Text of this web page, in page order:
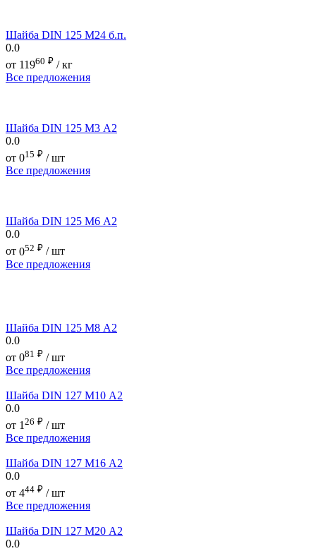
Шайба DIN 125 М24 б.п.
0.0
от 11960 ₽ / кг
Все предложения
Шайба DIN 125 М3 А2
0.0
от 015 ₽ / шт
Все предложения
Шайба DIN 125 М6 А2
0.0
от 052 ₽ / шт
Все предложения
Шайба DIN 125 М8 А2
0.0
от 081 ₽ / шт
Все предложения
Шайба DIN 127 М10 А2
0.0
от 1 26 ₽ / шт
Все предложения
Шайба DIN 127 М16 А2
0.0
от 444 ₽ / шт
Все предложения
Шайба DIN 127 М20 А2
0.0